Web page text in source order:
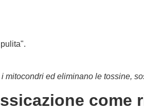
ed eliminano le tossine,
come